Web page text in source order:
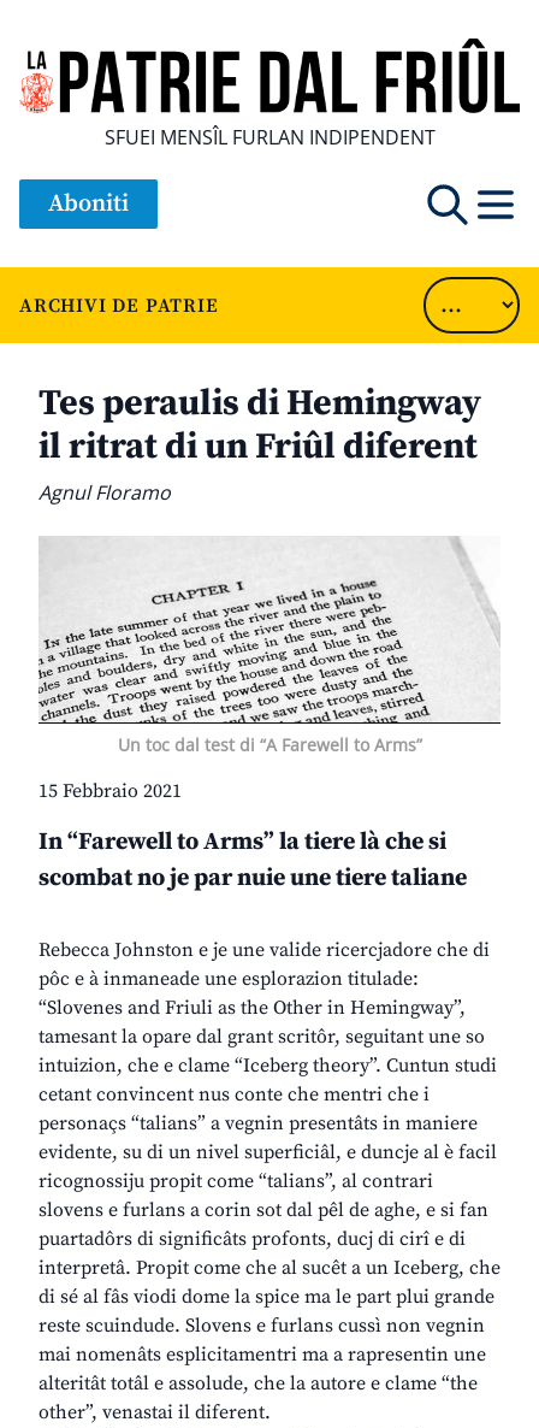
SFUEI MENSÎL FURLAN INDIPENDENT
Aboniti
ARCHIVI DE PATRIE
Tes peraulis di Hemingway
il ritrat di un Friûl diferent
Agnul Floramo
Un toc dal test di “A Farewell to Arms”
15 Febbraio 2021
In “Farewell to Arms” la tiere là che si
scombat no je par nuie une tiere taliane
Rebecca Johnston e je une valide ricercjadore che di
pôc e à inmaneade une esplorazion titulade:
“Slovenes and Friuli as the Other in Hemingway”,
tamesant la opare dal grant scritôr, seguitant une so
intuizion, che e clame “Iceberg theory”. Cuntun studi
cetant convincent nus conte che mentri che i
personaçs “talians” a vegnin presentâts in maniere
evidente, su di un nivel superficiâl, e duncje al è facil
ricognossiju propit come “talians”, al contrari
slovens e furlans a corin sot dal pêl de aghe, e si fan
puartadôrs di significâts profonts, ducj di cirî e di
interpretâ. Propit come che al sucêt a un Iceberg, che
di sé al fâs viodi dome la spice ma le part plui grande
reste scuindude. Slovens e furlans cussì non vegnin
mai nomenâts esplicitamentri ma a rapresentin une
alteritât totâl e assolude, che la autore e clame “the
other”, venastai il diferent.